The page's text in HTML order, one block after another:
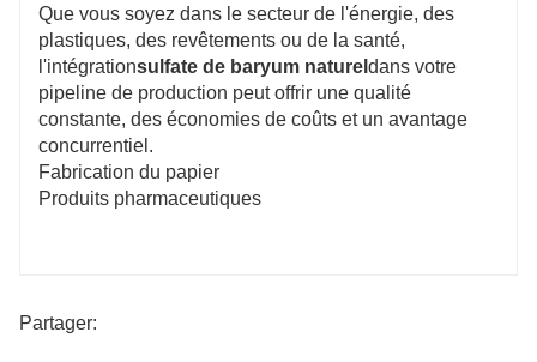
Que vous soyez dans le secteur de l'énergie, des
plastiques, des revêtements ou de la santé,
l'intégrationsulfate de baryum naturel dans votre
pipeline de production peut offrir une qualité
constante, des économies de coûts et un avantage
concurrentiel.
Fabrication du papier
Produits pharmaceutiques
Partager: